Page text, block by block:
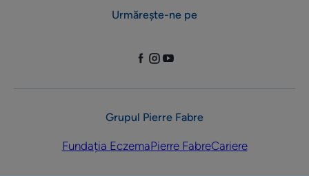
Urmărește-ne pe
Grupul Pierre Fabre
Fundația EczemaPierre FabreCariere